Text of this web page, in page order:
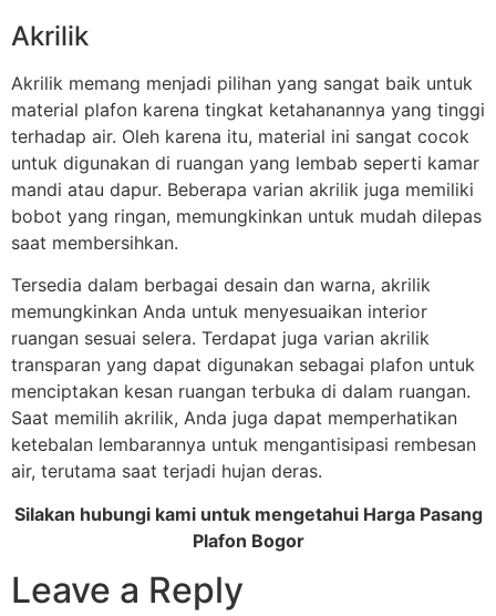
Akrilik
Akrilik memang menjadi pilihan yang sangat baik untuk
material plafon karena tingkat ketahanannya yang tinggi
terhadap air. Oleh karena itu, material ini sangat cocok
untuk digunakan di ruangan yang lembab seperti kamar
mandi atau dapur. Beberapa varian akrilik juga memiliki
bobot yang ringan, memungkinkan untuk mudah dilepas
saat membersihkan.
Tersedia dalam berbagai desain dan warna, akrilik
memungkinkan Anda untuk menyesuaikan interior
ruangan sesuai selera. Terdapat juga varian akrilik
transparan yang dapat digunakan sebagai plafon untuk
menciptakan kesan ruangan terbuka di dalam ruangan.
Saat memilih akrilik, Anda juga dapat memperhatikan
ketebalan lembarannya untuk mengantisipasi rembesan
air, terutama saat terjadi hujan deras.
Silakan hubungi kami untuk mengetahui Harga Pasang
Plafon Bogor
Leave a Reply